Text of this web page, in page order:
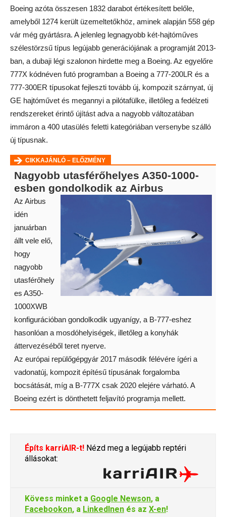
Boeing azóta összesen 1832 darabot értékesített belőle,
amelyből 1274 került üzemeltetőkhöz, aminek alapján 558 gép
vár még gyártásra. A jelenleg legnagyobb két-hajtóműves
szélestörzsű típus legújabb generációjának a programját 2013-
ban, a dubaji légi szalonon hirdette meg a Boeing. Az egyelőre
777X kódnéven futó programban a Boeing a 777-200LR és a
777-300ER típusokat fejleszti tovább új, kompozit szárnyat, új
GE hajtóművet és megannyi a pilótafülke, illetőleg a fedélzeti
rendszereket érintő újítást adva a nagyobb változatában
immáron a 400 utasülés feletti kategóriában versenybe szálló
új típusnak.
CIKKAJÁNLÓ – ELŐZMÉNY
Nagyobb utasférőhelyes A350-1000-
esben gondolkodik az Airbus
Az Airbus
idén
januárban
állt vele elő,
hogy
nagyobb
utasférőhely
es A350-
1000XWB
konfigurációban gondolkodik ugyanígy, a B-777-eshez
hasonlóan a mosdóhelyiségek, illetőleg a konyhák
áttervezéséből teret nyerve.
Az európai repülőgépgyár 2017 második félévére ígéri a
vadonatúj, kompozit építésű típusának forgalomba
bocsátását, míg a B-777X csak 2020 elejére várható. A
Boeing ezért is dönthetett feljavító programja mellett.
Építs karriAIR-t! Nézd meg a legújabb reptéri
állásokat:
Kövess minket a Google Newson, a
Facebookon, a LinkedInen és az X-en!